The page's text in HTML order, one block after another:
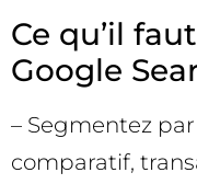
Ce qu’il
Google
– Segmentez
comparatif,